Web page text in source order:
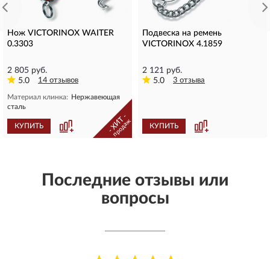
Нож VICTORINOX WAITER
0.3303
2 805 руб.
5.0
14 отзывов
Материал клинка: Нержавеющая
сталь
КУПИТЬ - ХИТ -
продаж
Подвеска на ремень
VICTORINOX 4.1859
2 121 руб.
5.0
3 отзыва
КУПИТЬ
Последние отзывы или
вопросы